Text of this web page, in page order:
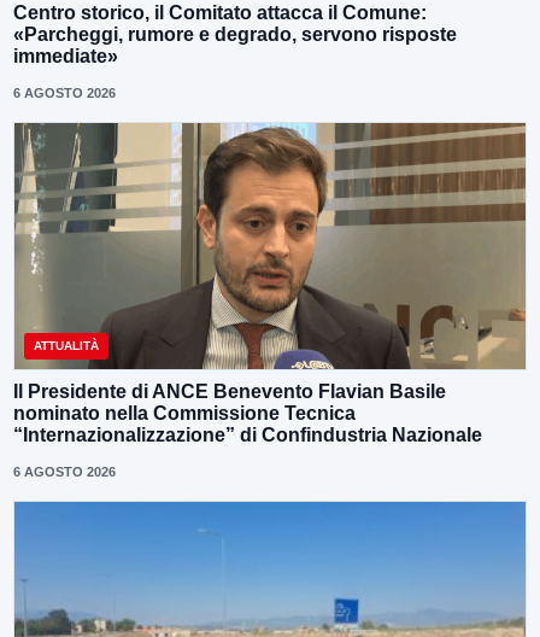
Centro storico, il Comitato attacca il Comune:
«Parcheggi, rumore e degrado, servono risposte
immediate»
6 AGOSTO 2026
ATTUALITÀ
Il Presidente di ANCE Benevento Flavian Basile
nominato nella Commissione Tecnica
“Internazionalizzazione” di Confindustria Nazionale
6 AGOSTO 2026